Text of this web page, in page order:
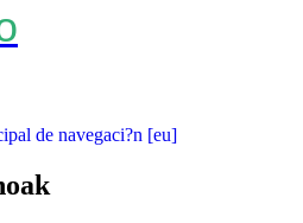
de navegaci?n [eu]